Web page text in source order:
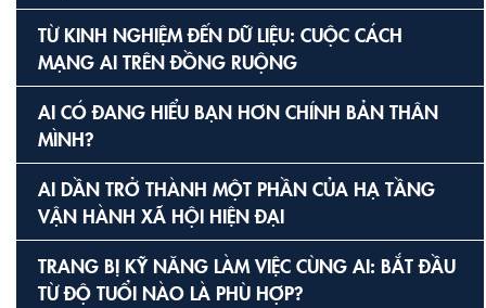
TỪ KINH NGHIỆM ĐẾN DỮ LIỆU: CUỘC CÁCH
MẠNG AI TRÊN ĐỒNG RUỘNG
AI CÓ ĐANG HIỂU BẠN HƠN CHÍNH BẢN THÂN
MÌNH?
AI DẦN TRỞ THÀNH MỘT PHẦN CỦA HẠ TẦNG
VẬN HÀNH XÃ HỘI HIỆN ĐẠI
TRANG BỊ KỸ NĂNG LÀM VIỆC CÙNG AI: BẮT ĐẦU
TỪ ĐỘ TUỔI NÀO LÀ PHÙ HỢP?